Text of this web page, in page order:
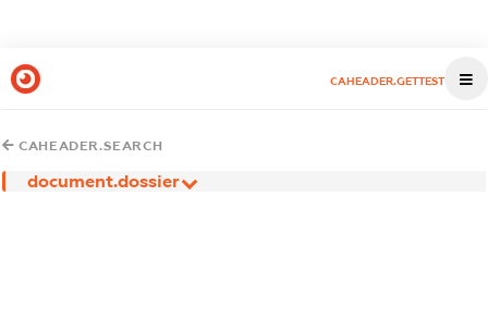
CAHEADER.GETTEST
CAHEADER.SEARCH
document.dossier